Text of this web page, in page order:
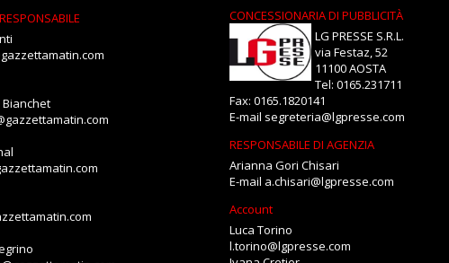
CONCESSIONARIA DI PUBBLICITÀ
LG PRESSE S.R.L.
via Festaz, 52
11100 AOSTA
Tel: 0165.231711
Fax: 0165.1820141
E-mail segreteria@lgpresse.com
RESPONSABILE DI AGENZIA
Arianna Gori Chisari
E-mail a.chisari@lgpresse.com
Account
Luca Torino
l.torino@lgpresse.com